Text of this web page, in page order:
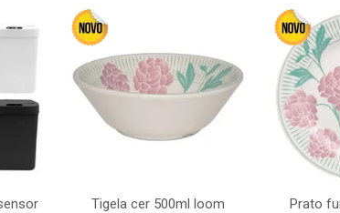
Tigela cer 500ml loom
Prato